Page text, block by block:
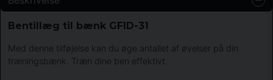
Bentillæg til bænk GFID-31
Med denne tilføjelse kan du øge antallet af øvelser på din
træningsbænk. Træn dine ben effektivt.